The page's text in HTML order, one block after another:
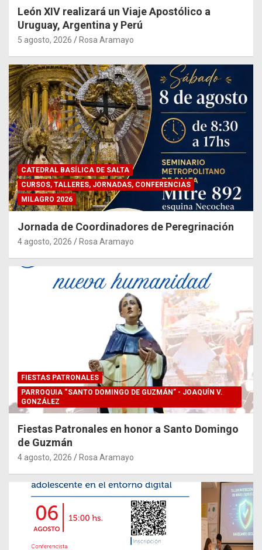
León XIV realizará un Viaje Apostólico a
Uruguay, Argentina y Perú
5 agosto, 2026 Rosa Aramayo
CATEDRAL BASÍLICA DE SALTA
CURSOS, TALLERES, JORNADAS, CONFERENCIAS
MILAGRO 2026
Jornada de Coordinadores de Peregrinación
4 agosto, 2026 Rosa Aramayo
FIESTAS PATRONALES
PARROQUIA “SANTO DOMINGO DE GUZMÁN” - JOAQUÍN V.
GONZÁLEZ
Fiestas Patronales en honor a Santo Domingo
de Guzmán
4 agosto, 2026 Rosa Aramayo